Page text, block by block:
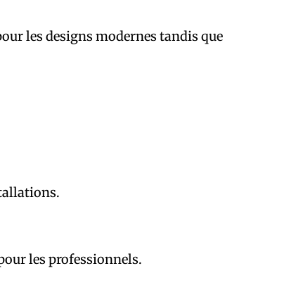
les designs modernes tandis que
les professionnels.